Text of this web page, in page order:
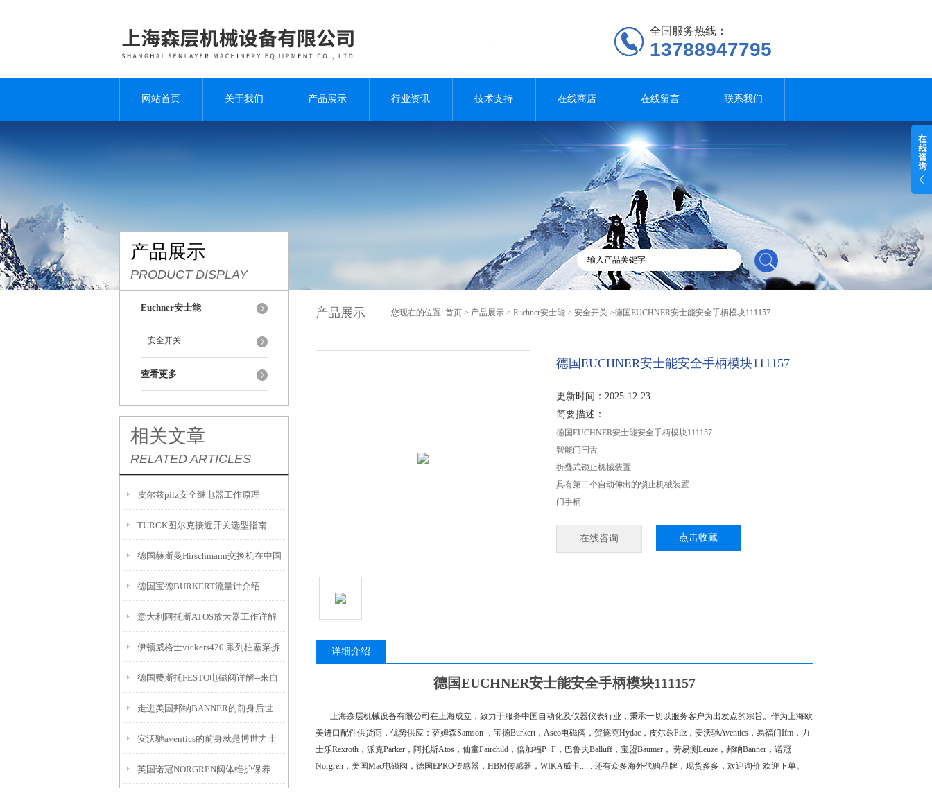
全国服务热线：
13788947795
网站首页 关于我们 产品展示 行业资讯 技术支持 在线商店 在线留言 联系我们
产品展示
PRODUCT DISPLAY
Euchner安士能
安全开关
查看更多
相关文章
RELATED ARTICLES
皮尔兹pilz安全继电器工作原理
TURCK图尔克接近开关选型指南
德国赫斯曼Hirschmann交换机在中国
德国宝德BURKERT流量计介绍
意大利阿托斯ATOS放大器工作详解
伊顿威格士vickers420 系列柱塞泵拆
解分析
德国费斯托FESTO电磁阀详解--来自
上海森层
走进美国邦纳BANNER的前身后世
安沃驰aventics的前身就是博世力士
乐气动
英国诺冠NORGREN阀体维护保养
产品展示 您现在的位置: 首页 > 产品展示 > Euchner安士能 > 安全开关 >德国EUCHNER安士能安全手柄模块111157
德国EUCHNER安士能安全手柄模块111157
更新时间：2025-12-23
简要描述：
德国EUCHNER安士能安全手柄模块111157
智能门闩舌
折叠式锁止机械装置
具有第二个自动伸出的锁止机械装置
门手柄
在线咨询 点击收藏
详细介绍
德国EUCHNER安士能安全手柄模块111157
上海森层机械设备有限公司在上海成立，致力于服务中国自动化及仪器仪表行业，秉承一切以服务客户为出发点的宗旨。作为上海欧
美进口配件供货商，优势供应：萨姆森Samson ，宝德Burkert，Asco电磁阀，贺德克Hydac，皮尔兹Pilz，安沃驰Aventics，易福门Ifm，力
士乐Rexroth，派克Parker，阿托斯Atos，仙童Fairchild，倍加福P+F，巴鲁夫Balluff，宝盟Baumer， 劳易测Leuze，邦纳Banner，诺冠
Norgren，美国Mac电磁阀，德国EPRO传感器，HBM传感器，WIKA威卡...... 还有众多海外代购品牌，现货多多，欢迎询价 欢迎下单。